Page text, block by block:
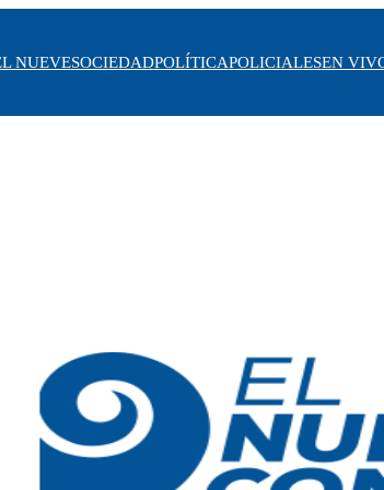
NUEVESOCIEDADPOLÍTICAPOLICIALESEN